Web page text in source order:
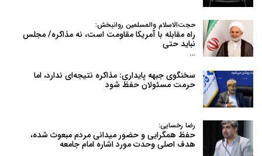
حجت‌الاسلام والمسلمین روانبخش:
راه مقابله با آمریکا مقاومت است، نه مذاکره/ مجلس
نباید حتی
…
سخنگوی جبهه پایداری: مذاکره نتیجه‌ای ندارد، اما
حرمت مسئولان حفظ شود
رضا رخسایی:
حفظ همگرایی و حضور میدانی مردم مبعوث شده،
هدف اصلی وحدت مورد اشاره امام جامعه